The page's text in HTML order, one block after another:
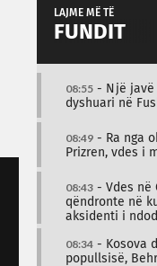
LAJME MË TË
FUNDIT
08:55 - Një javë
dyshuari në
08:49 - Ra nga
Prizren, vdes i
08:43 - Vdes në
qëndronte në
aksidenti i
08:34 - Kosova
popullsisë,